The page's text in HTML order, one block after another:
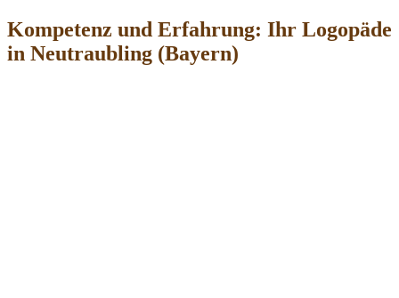
Kompetenz und Erfahrung: Ihr Logopäde
in Neutraubling (Bayern)